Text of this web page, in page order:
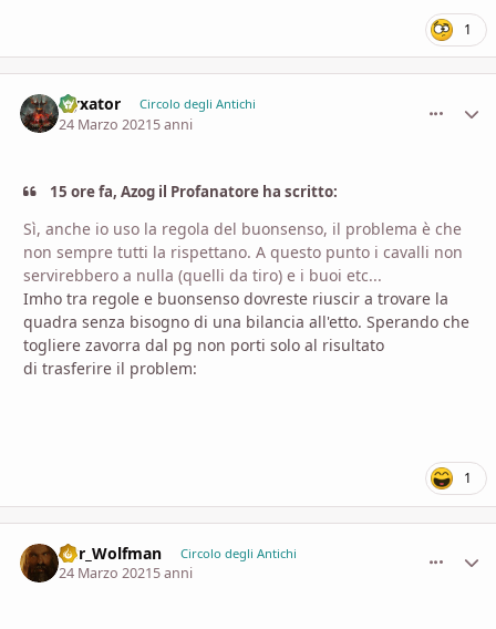
1
Nyxator Circolo degli Antichi
24 Marzo 20215 anni
15 ore fa, Azog il Profanatore ha scritto:
Sì, anche io uso la regola del buonsenso, il problema è che
non sempre tutti la rispettano. A questo punto i cavalli non
servirebbero a nulla (quelli da tiro) e i buoi etc...
Imho tra regole e buonsenso dovreste riuscir a trovare la
quadra senza bisogno di una bilancia all'etto. Sperando che
togliere zavorra dal pg non porti solo al risultato
di trasferire il problem:
1
D8r_Wolfman Circolo degli Antichi
24 Marzo 20215 anni